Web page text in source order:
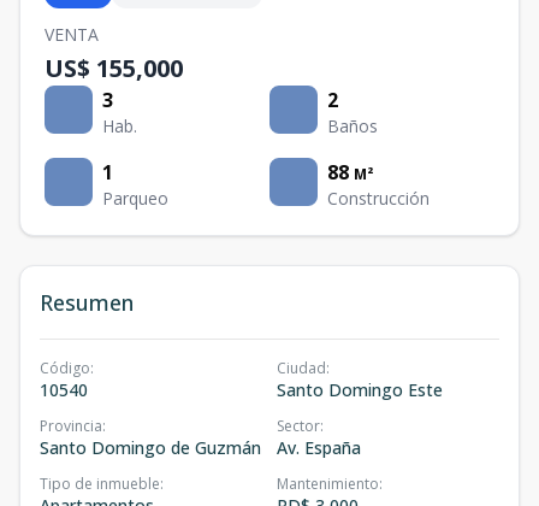
VENTA
US$ 155,000
3
Hab.
2
Baños
1
Parqueo
88 M²
Construcción
Resumen
Código:
10540
Ciudad:
Santo Domingo Este
Provincia:
Santo Domingo de Guzmán
Sector:
Av. España
Tipo de inmueble: Mantenimiento: